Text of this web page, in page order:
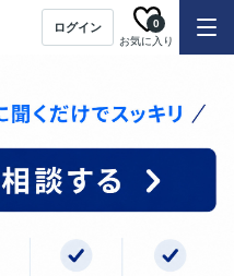
ログイン
お気に入り
0